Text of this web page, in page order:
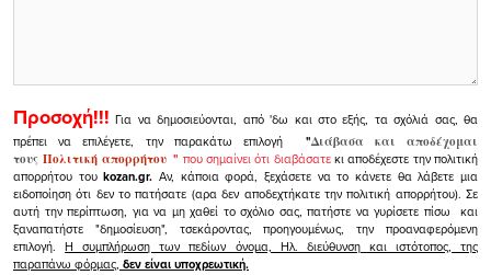
Προσοχή!!! Για να δημοσιεύονται, από 'δω και στο εξής, τα σχόλιά σας, θα
πρέπει να επιλέγετε, την παρακάτω επιλογή
"Διάβασα και αποδέχομαι
τουςΠολιτική απορρήτου" που σημαίνει ότι διαβάσατεκι αποδέχεστε την πολιτική
απορρήτου τουkozan.gr. Αν, κάποια φορά, ξεχάσετε να το κάνετε θα λάβετε μια
ειδοποίηση ότι δεν το πατήσατε (αρα δεν αποδεχτήκατε την πολιτική απορρήτου). Σε
αυτή την περίπτωση, για να μη χαθεί το σχόλιο σας, πατήστε να γυρίσετε πίσω και
ξαναπατήστε "δημοσίευση", τσεκάροντας, προηγουμένως, την προαναφερόμενη
επιλογή.Η συμπλήρωση των πεδίων όνομα, Ηλ. διεύθυνση και ιστότοπος, της
παραπάνω φόρμας, δεν είναι υποχρεωτική.